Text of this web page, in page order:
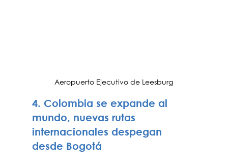
Aeropuerto Ejecutivo de Leesburg
4. Colombia se expande al
mundo, nuevas rutas
internacionales despegan
desde Bogotá